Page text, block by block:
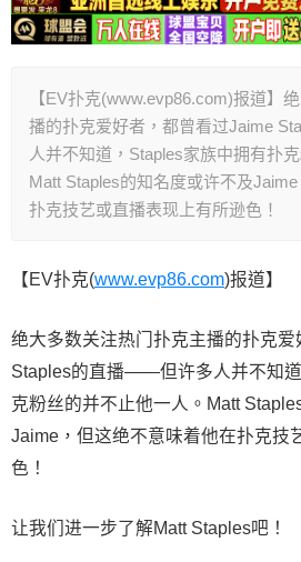
【EV扑克(www.evp86.com)报道】
播的扑克爱好者，都曾看过Jaime
人并不知道，Staples家族中拥有扑
Matt Staples的知名度或许不及
扑克技艺或直播表现上有所逊色！
【EV扑克(www.evp86.com)报道】
绝大多数关注热门扑克主播的扑克
Staples的直播——但许多人并不知
克粉丝的并不止他一人。Matt
Jaime，但这绝不意味着他在扑克技
色！
让我们进一步了解Matt Staples吧！